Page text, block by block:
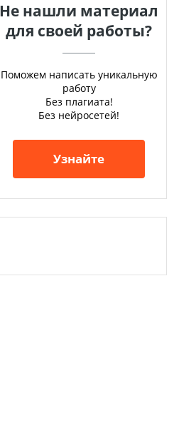
Не нашли материал
для своей работы?
Поможем написать уникальную
работу
Без плагиата!
Без нейросетей!
Узнайте